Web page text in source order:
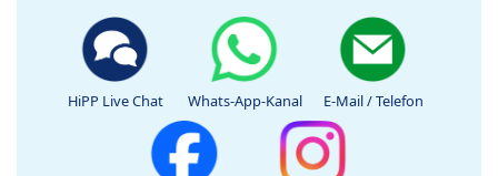
HiPP Live Chat Whats-App-Kanal E-Mail / Telefon